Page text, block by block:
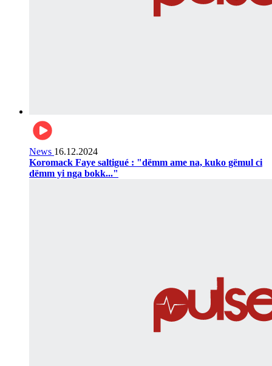
News 16.12.2024
Koromack Faye saltigué : "dëmm ame na, kuko gëmul ci
dëmm yi nga bokk..."